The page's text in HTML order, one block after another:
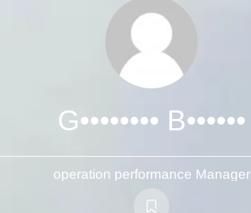
G•••••••• B••••••
operation performance Manager